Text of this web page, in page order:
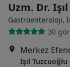
Uzm. Dr.
Gastroenteroloji,
30
Işıl